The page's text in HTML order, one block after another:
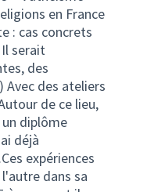
en France
: cas concrets
serait
des
des ateliers
de ce lieu,
diplôme
déjà
expériences
dans sa